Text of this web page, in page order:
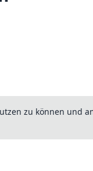
zu können und